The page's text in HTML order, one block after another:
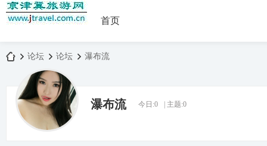
首页
»
论坛
›
论坛 瀑布流
瀑布流 今日:0 主题:0